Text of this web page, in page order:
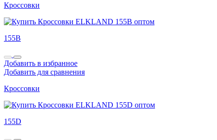
Кроссовки
155B
Добавить в избранное
Добавить для сравнения
Кроссовки
155D